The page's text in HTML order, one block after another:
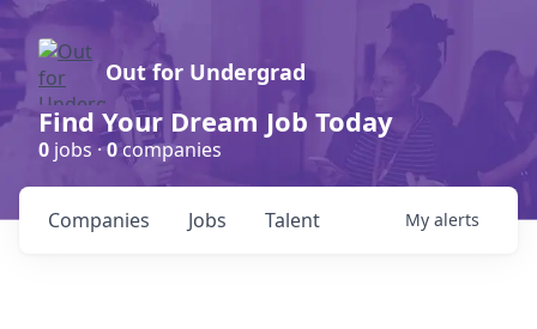
Out for Undergrad
Find Your Dream Job Today
0 jobs ·0companies
Jobs
Companies Talent My alerts